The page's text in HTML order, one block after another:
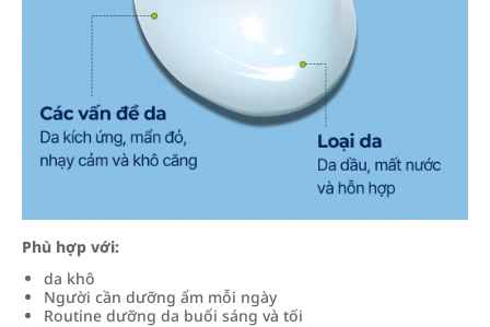
Phù hợp với:
da khô
Người cần dưỡng ẩm mỗi ngày
Routine dưỡng da buổi sáng và tối